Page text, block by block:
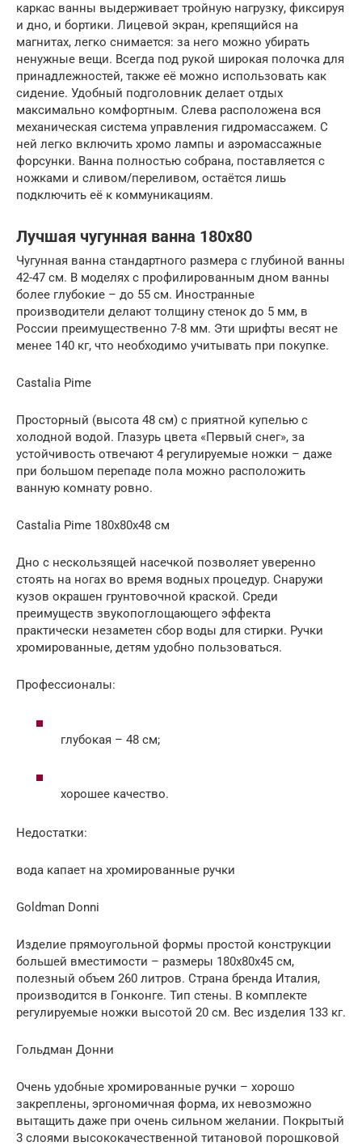
каркас ванны выдерживает тройную нагрузку, фиксируя
и дно, и бортики. Лицевой экран, крепящийся на
магнитах, легко снимается: за него можно убирать
ненужные вещи. Всегда под рукой широкая полочка для
принадлежностей, также её можно использовать как
сидение. Удобный подголовник делает отдых
максимально комфортным. Слева расположена вся
механическая система управления гидромассажем. С
ней легко включить хромо лампы и аэромассажные
форсунки. Ванна полностью собрана, поставляется с
ножками и сливом/переливом, остаётся лишь
подключить её к коммуникациям.
Лучшая чугунная ванна 180х80
Чугунная ванна стандартного размера с глубиной ванны
42-47 см. В моделях с профилированным дном ванны
более глубокие – до 55 см. Иностранные
производители делают толщину стенок до 5 мм, в
России преимущественно 7-8 мм. Эти шрифты весят не
менее 140 кг, что необходимо учитывать при покупке.
Castalia Pime
Просторный (высота 48 см) с приятной купелью с
холодной водой. Глазурь цвета «Первый снег», за
устойчивость отвечают 4 регулируемые ножки – даже
при большом перепаде пола можно расположить
ванную комнату ровно.
Castalia Pime 180x80x48 см
Дно с нескользящей насечкой позволяет уверенно
стоять на ногах во время водных процедур. Снаружи
кузов окрашен грунтовочной краской. Среди
преимуществ звукопоглощающего эффекта
практически незаметен сбор воды для стирки. Ручки
хромированные, детям удобно пользоваться.
Профессионалы:
глубокая – 48 см;
хорошее качество.
Недостатки:
вода капает на хромированные ручки
Goldman Donni
Изделие прямоугольной формы простой конструкции
большей вместимости – размеры 180х80х45 см,
полезный объем 260 литров. Страна бренда Италия,
производится в Гонконге. Тип стены. В комплекте
регулируемые ножки высотой 20 см. Вес изделия 133 кг.
Гольдман Донни
Очень удобные хромированные ручки – хорошо
закреплены, эргономичная форма, их невозможно
вытащить даже при очень сильном желании. Покрытый
3 слоями высококачественной титановой порошковой